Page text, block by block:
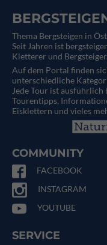
Thema Bergsteigen in
Seit Jahren ist
Kletterer und Bergsteiger.
Auf dem Portal finden
unterschiedliche
Jede Tour ist
Tourentipps,
Eisklettern und vieles
COMMUNITY
FACEBOOK
INSTAGRAM
YOUTUBE
SERVICE